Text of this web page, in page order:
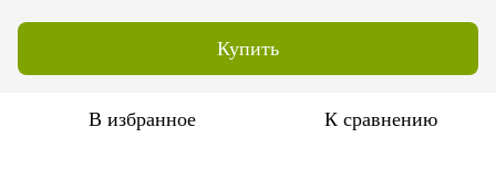
Купить
В избранное К сравнению